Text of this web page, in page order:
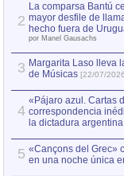
2
La comparsa Bantú
mayor desfile de
hecho fuera de
por Manel Gausachs
3 Margarita Laso lleva
de Músicas [22/07/
4
«Pájaro azul. Cartas
correspondencia
la dictadura argentina
5 «Cançons del Grec»
en una noche única